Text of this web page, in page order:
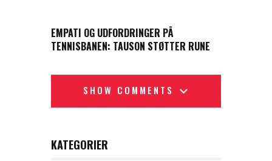
EMPATI OG UDFORDRINGER PÅ
TENNISBANEN: TAUSON STØTTER RUNE
SHOW COMMENTS
KATEGORIER